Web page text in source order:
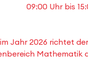
09:00 Uhr bis
Jahr 2026 richtet der
Mathematik